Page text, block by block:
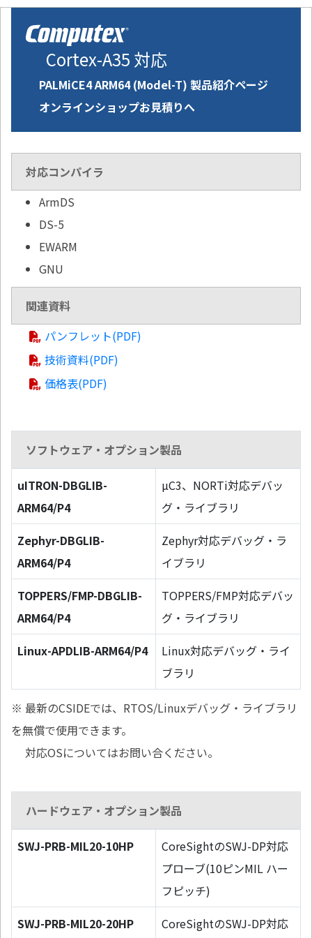
Cortex-A35 対応
PALMiCE4 ARM64 (Model-T) 製品紹介ページ
オンラインショップお見積りへ
対応コンパイラ
ArmDS
DS-5
EWARM
GNU
関連資料
パンフレット(PDF)
技術資料(PDF)
価格表(PDF)
ソフトウェア・オプション製品
uITRON-DBGLIB-
ARM64/P4
µC3、NORTi対応デバッ
グ・ライブラリ
Zephyr-DBGLIB-
ARM64/P4
Zephyr対応デバッグ・ラ
イブラリ
TOPPERS/FMP-DBGLIB-
ARM64/P4
TOPPERS/FMP対応デバッ
グ・ライブラリ
Linux-APDLIB-ARM64/P4
Linux対応デバッグ・ライ
ブラリ
※ 最新のCSIDEでは、RTOS/Linuxデバッグ・ライブラリ
を無償で使用できます。
対応OSについてはお問い合ください。
ハードウェア・オプション製品
SWJ-PRB-MIL20-10HP
CoreSightのSWJ-DP対応
プローブ(10ピンMIL ハー
フピッチ)
SWJ-PRB-MIL20-20HP
CoreSightのSWJ-DP対応